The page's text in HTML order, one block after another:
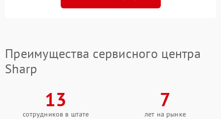
Преимущества сервисного центра
Sharp
13
сотрудников в штате
7
лет на рынке